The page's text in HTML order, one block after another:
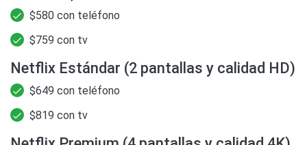
$580 con teléfono
$759 con tv
Netflix Estándar (2 pantallas y calidad HD)
$649 con teléfono
$819 con tv